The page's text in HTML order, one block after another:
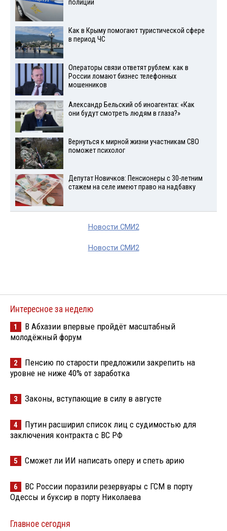
полиции
Как в Крыму помогают туристической сфере
в период ЧС
Операторы связи ответят рублем: как в
России ломают бизнес телефонных
мошенников
Александр Бельский об иноагентах: «Как
они будут смотреть людям в глаза?»
Вернуться к мирной жизни участникам СВО
поможет психолог
Депутат Новичков: Пенсионеры с 30-летним
стажем на селе имеют право на надбавку
Новости СМИ2
Новости СМИ2
Интересное за неделю
1
В Абхазии впервые пройдёт масштабный
молодёжный форум
2
Пенсию по старости предложили закрепить на
уровне не ниже 40% от заработка
3 Законы, вступающие в силу в августе
4
Путин расширил список лиц с судимостью для
заключения контракта с ВС РФ
5 Сможет ли ИИ написать оперу и спеть арию
6
ВС России поразили резервуары с ГСМ в порту
Одессы и буксир в порту Николаева
Главное сегодня